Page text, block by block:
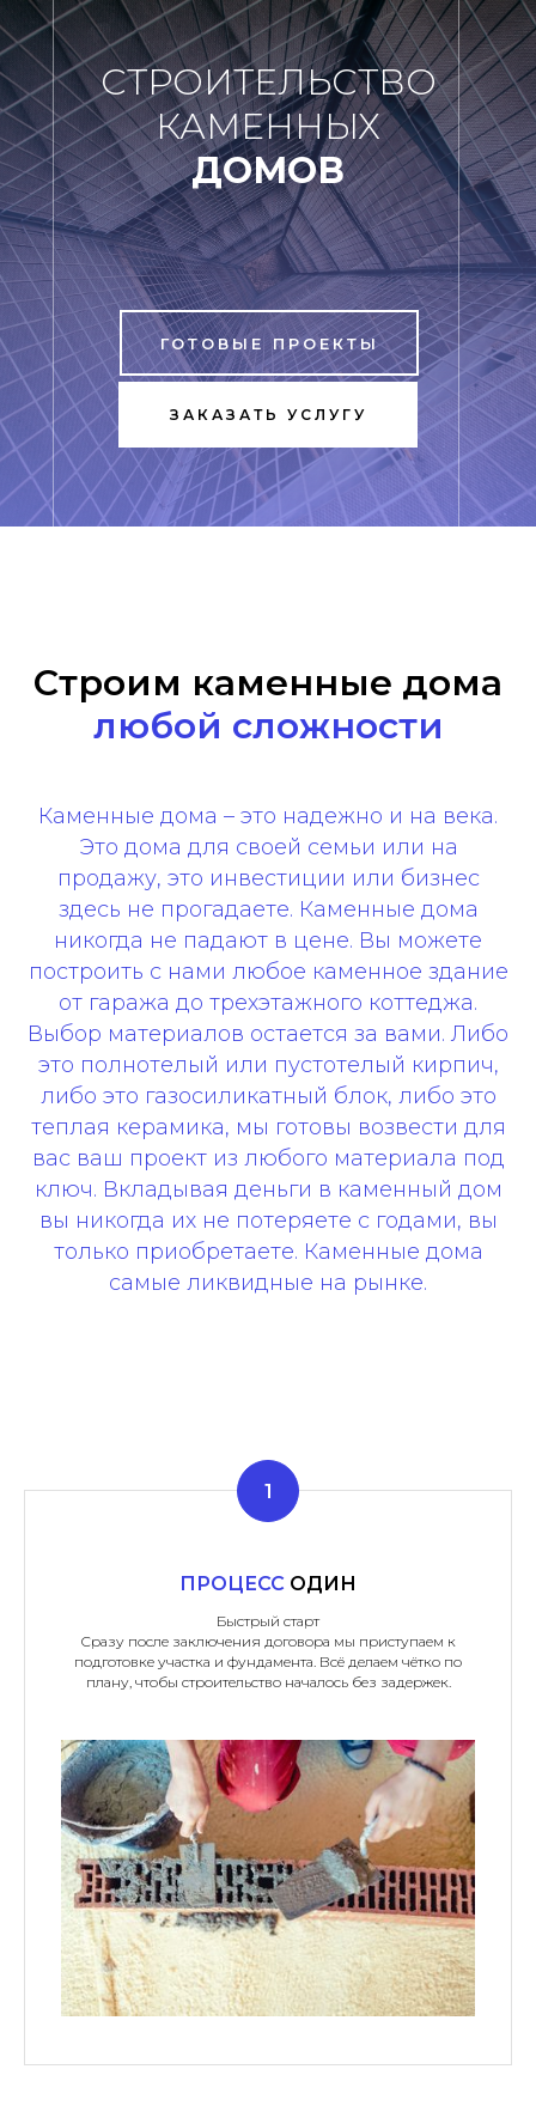
СТРОИТЕЛЬСТВО
КАМЕННЫХ
ДОМОВ
ГОТОВЫЕ ПРОЕКТЫ
ЗАКАЗАТЬ УСЛУГУ
Строим каменные дома
любой сложности
Каменные дома – это надежно и на века.
Это дома для своей семьи или на
продажу, это инвестиции или бизнес
здесь не прогадаете. Каменные дома
никогда не падают в цене. Вы можете
построить с нами любое каменное здание
от гаража до трехэтажного коттеджа.
Выбор материалов остается за вами. Либо
это полнотелый или пустотелый кирпич,
либо это газосиликатный блок, либо это
теплая керамика, мы готовы возвести для
вас ваш проект из любого материала под
ключ. Вкладывая деньги в каменный дом
вы никогда их не потеряете с годами, вы
только приобретаете. Каменные дома
самые ликвидные на рынке.
ПРОЦЕСС ОДИН
Быстрый старт
Сразу после заключения договора мы приступаем к
подготовке участка и фундамента. Всё делаем чётко по
плану, чтобы строительство началось без задержек.